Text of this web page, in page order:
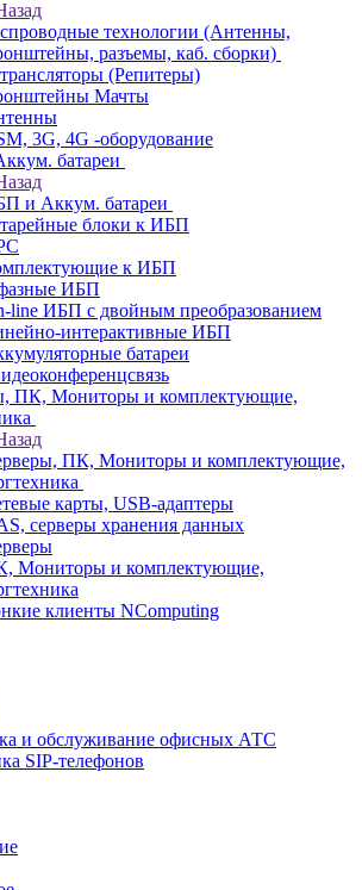
технологии (Антенны,
разъемы, каб. сборки)
(Репитеры)
Мачты
3G, 4G -оборудование
батареи
и Аккум. батареи
блоки к ИБП
к ИБП
ИБП
line ИБП с двойным преобразованием
интерактивные ИБП
батареи
ПК, Мониторы и комплектующие,
ПК, Мониторы и комплектующие,
карты, USB-адаптеры
серверы хранения данных
Мониторы и комплектующие,
клиенты NComputing
и обслуживание офисных АТС
SIP-телефонов